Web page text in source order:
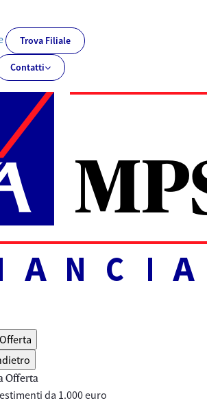
MPS Financial - AXA-MPSFINANCIAL.IT
Trova Filiale
Contatti
Offerta
da 1.000 euro